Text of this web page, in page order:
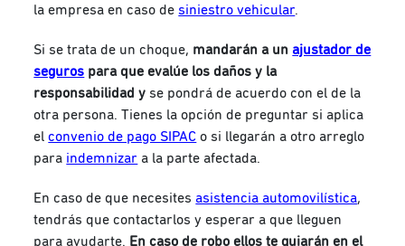
la empresa en caso desiniestro vehicular.
Si se trata de un choque, mandarán a un ajustador de
seguros para que evalúe los daños y la
responsabilidad y se pondrá de acuerdo con el de la
otra persona. Tienes la opción de preguntar si aplica
elconvenio de pago SIPAC o si llegarán a otro arreglo
para indemnizar a la parte afectada.
En caso de que necesites asistencia automovilística,
tendrás que contactarlos y esperar a que lleguen
para ayudarte. En caso de robo ellos te guiarán en el